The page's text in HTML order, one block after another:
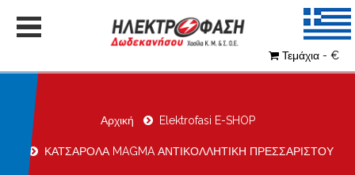
Τεμάχια - €
Αρχική Elektrofasi E-SHOP
ΚΑΤΣΑΡΟΛΑ MAGMA ΑΝΤΙΚΟΛΛΗΤΙΚΗ ΠΡΕΣΣΑΡΙΣΤΟΥ